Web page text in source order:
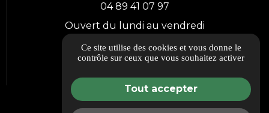
04 89 41 07 97
Ouvert du lundi au vendredi
12h00 - 13h30 / 19h00 - 21h30
Ce site utilise des cookies et vous donne le
contrôle sur ceux que vous souhaitez activer
Tout accepter